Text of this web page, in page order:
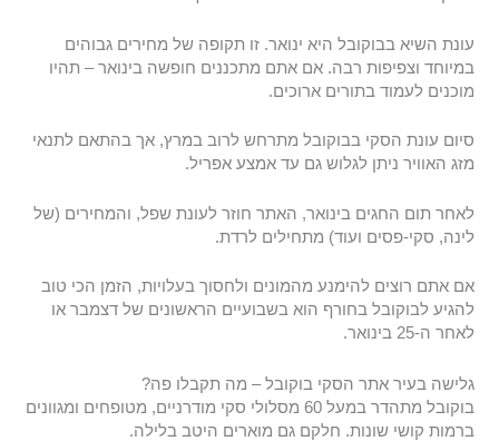
עונת השיא בבוקובל היא ינואר. זו תקופה של מחירים גבוהים
במיוחד וצפיפות רבה. אם אתם מתכננים חופשה בינואר – תהיו
מוכנים לעמוד בתורים ארוכים.
סיום עונת הסקי בבוקובל מתרחש לרוב במרץ, אך בהתאם לתנאי
מזג האוויר ניתן לגלוש גם עד אמצע אפריל.
לאחר תום החגים בינואר, האתר חוזר לעונת שפל, והמחירים (של
לינה, סקי-פסים ועוד) מתחילים לרדת.
אם אתם רוצים להימנע מהמונים ולחסוך בעלויות, הזמן הכי טוב
להגיע לבוקובל בחורף הוא בשבועיים הראשונים של דצמבר או
לאחר ה-25 בינואר.
גלישה בעיר אתר הסקי בוקובל – מה תקבלו פה?
בוקובל מתהדר במעל 60 מסלולי סקי מודרניים, מטופחים ומגוונים
ברמות קושי שונות. חלקם גם מוארים היטב בלילה.